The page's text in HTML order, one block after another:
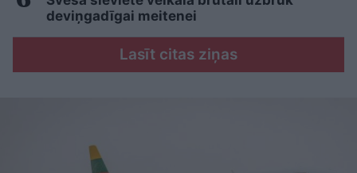
deviņgadīgai meitenei
Lasīt citas ziņas